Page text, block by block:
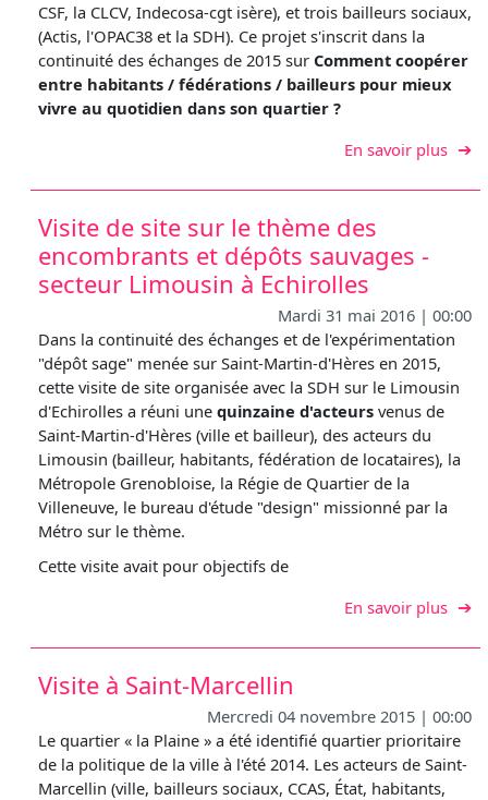
CSF, la CLCV, Indecosa-cgt isère), et trois bailleurs sociaux,
(Actis, l'OPAC38 et la SDH). Ce projet s'inscrit dans la
continuité des échanges de 2015 sur Comment coopérer
entre habitants / fédérations / bailleurs pour mieux
vivre au quotidien dans son quartier ?
En savoir plussur
Visite de site sur le thème des
encombrants et dépôts sauvages -
secteur Limousin à Echirolles
Mardi 31 mai 2016 | 00:00
Dans la continuité des échanges et de l'expérimentation
"dépôt sage" menée sur Saint-Martin-d'Hères en 2015,
cette visite de site organisée avec la SDH sur le Limousin
d'Echirolles a réuni une quinzaine d'acteurs venus de
Saint-Martin-d'Hères (ville et bailleur), des acteurs du
Limousin (bailleur, habitants, fédération de locataires), la
Métropole Grenobloise, la Régie de Quartier de la
Villeneuve, le bureau d'étude "design" missionné par la
Métro sur le thème.
Cette visite avait pour objectifs de
En savoir plussur
Visite à Saint-Marcellin
Mercredi 04 novembre 2015 | 00:00
Le quartier « la Plaine » a été identifié quartier prioritaire
de la politique de la ville à l'été 2014. Les acteurs de Saint-
Marcellin (ville, bailleurs sociaux, CCAS, État, habitants,